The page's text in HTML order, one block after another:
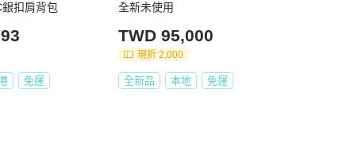
扣肩背包
免運
全新未使用
TWD 95,000
現折 2,000
全新品 本地 免運